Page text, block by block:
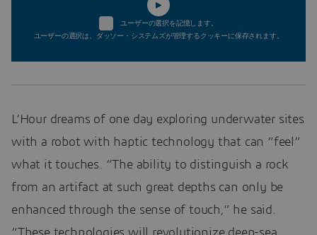
ユーザーの選択を記憶します。
ユーザーの選択は、ダッソー・システムズが管理するクッキーに保存されます。
L’Hour dreams of one day exploring underwater sites
with a robot with haptic technology that can “feel”
what it touches. “The ability to distinguish a rock
from an artifact at such great depths can only be
enhanced through the sense of touch,” he said.